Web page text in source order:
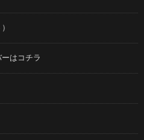
はコチラ